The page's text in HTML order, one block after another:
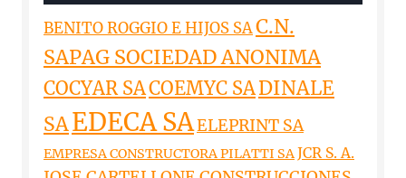
BENITO ROGGIO E HIJOS SAC.N.
SAPAG SOCIEDAD ANONIMA
COCYAR SACOEMYC SADINALE
SAEDECA SAELEPRINT SA
EMPRESA CONSTRUCTORA PILATTI SAJCR S. A.